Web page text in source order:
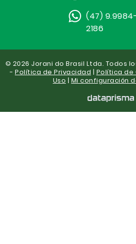
(47) 9.9984-
2186
© 2026 Jorani do Brasil Ltda. Todos
- Política de Privacidad | Política de
Uso | Mi configuración